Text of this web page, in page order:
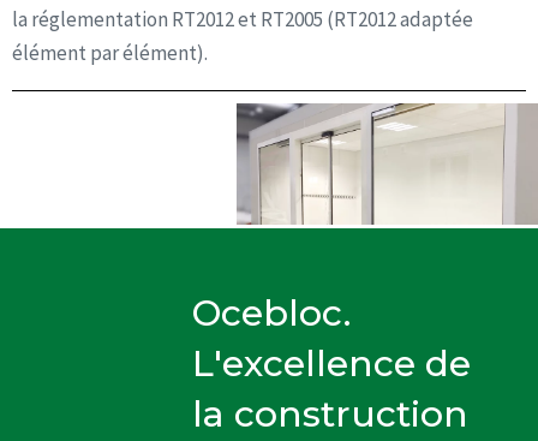
la réglementation RT2012 et RT2005 (RT2012 adaptée
élément par élément).
Ocebloc.
L'excellence de
la construction